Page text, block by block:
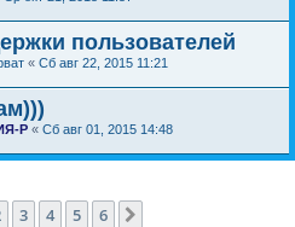
пользователей
« Сб авг 22, 2015 11:21
Р « Сб авг 01, 2015 14:48
3 4 5 6